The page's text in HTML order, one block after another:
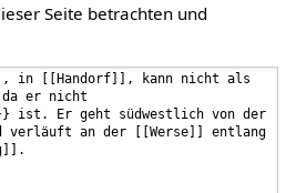
Seite betrachten und